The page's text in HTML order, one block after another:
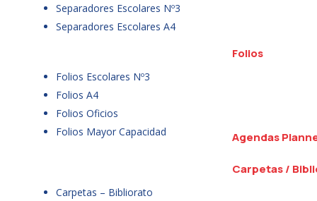
Separadores Escolares Nº3
Separadores Escolares A4
Folios
Folios Escolares Nº3
Folios A4
Folios Oficios
Folios Mayor Capacidad
Agendas
Carpetas /
Carpetas – Bibliorato